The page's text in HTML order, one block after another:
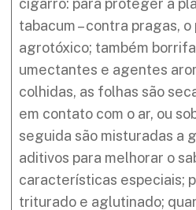
cigarro: para proteger a
tabacum – contra pragas,
agrotóxico; também
umectantes e agentes
colhidas, as folhas são
em contato com o ar, ou
seguida são misturadas a
aditivos para melhorar o
características especiais;
triturado e aglutinado;